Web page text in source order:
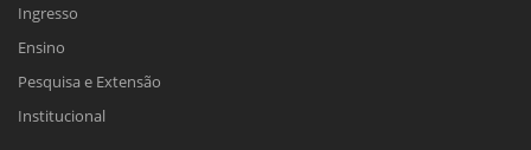
Ingresso
Ensino
Pesquisa e Extensão
Institucional